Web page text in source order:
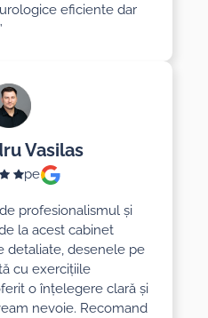
eficiente dar
Vasilas
pe
profesionalismul și
la acest cabinet
detaliate, desenele pe
cu exercițiile
o înțelegere clară și
nevoie. Recomand